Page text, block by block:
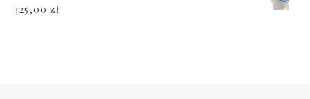
425,00 zł